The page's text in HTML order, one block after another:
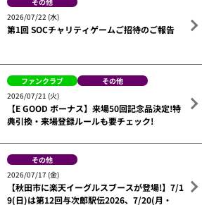
2026/07/22 (水)
第1回 SOCチャリティゲームご招待のご報告
ファンクラブ
その他
2026/07/21 (火)
【E GOOD ボーナス】来場50回記念品決定!特
典引換・来場登録ルールも要チェック!
その他
2026/07/17 (金)
【秋田市に楽天イーグルスブースが登場!】7/1
9(日)は第12回与次郎駅伝2026、7/20(月・